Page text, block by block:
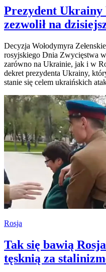
Prezydent Ukrainy
zezwolił na
Decyzja Wołodymyra
rosyjskiego Dnia Zwycięstwa
zarówno na Ukrainie, jak i w
dekret prezydenta Ukrainy,
stanie się celem ukraińskich
Rosja
Tak się bawią
tęsknią za